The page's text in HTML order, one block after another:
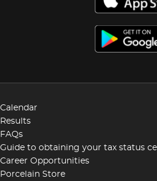
Calendar
Results
FAQs
Guide to obtaining your tax status
Career Opportunities
Porcelain Store